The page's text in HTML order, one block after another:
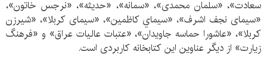
سعادت»، «سلمان محمدی»، «سمانه»، «حديثه»، «نرجس خاتون»،
«سيمای نجف اشرف»، «سيماي كاظمين»، «سيمای كربلا»، «شيرزن
كربلا»، «عاشورا حماسه جاويدان»، «عتبات عاليات عراق» و «فرهنگ
زيارت» از ديگر عناوين اين كتابخانه كاربردی است.